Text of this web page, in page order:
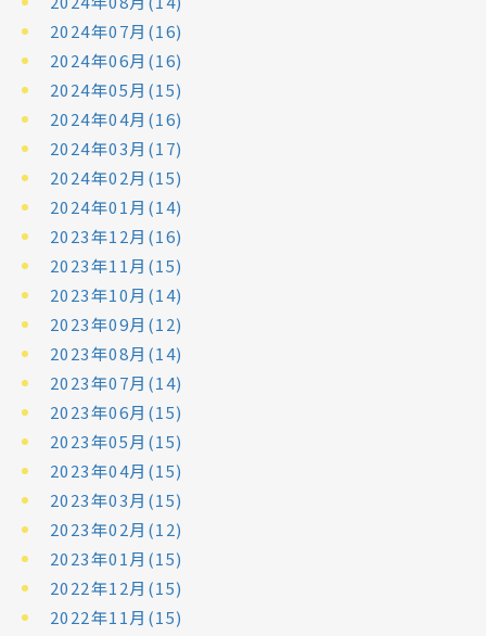
2024年07月(16)
2024年06月(16)
2024年05月(15)
2024年04月(16)
2024年03月(17)
2024年02月(15)
2024年01月(14)
2023年12月(16)
2023年11月(15)
2023年10月(14)
2023年09月(12)
2023年08月(14)
2023年07月(14)
2023年06月(15)
2023年05月(15)
2023年04月(15)
2023年03月(15)
2023年02月(12)
2023年01月(15)
2022年12月(15)
2022年11月(15)